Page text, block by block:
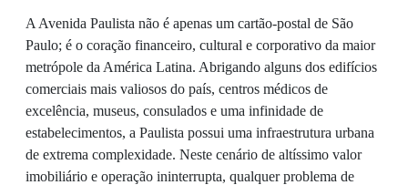
A Avenida Paulista não é apenas um cartão-postal de São
Paulo; é o coração financeiro, cultural e corporativo da maior
metrópole da América Latina. Abrigando alguns dos edifícios
comerciais mais valiosos do país, centros médicos de
excelência, museus, consulados e uma infinidade de
estabelecimentos, a Paulista possui uma infraestrutura urbana
de extrema complexidade. Neste cenário de altíssimo valor
imobiliário e operação ininterrupta, qualquer problema de